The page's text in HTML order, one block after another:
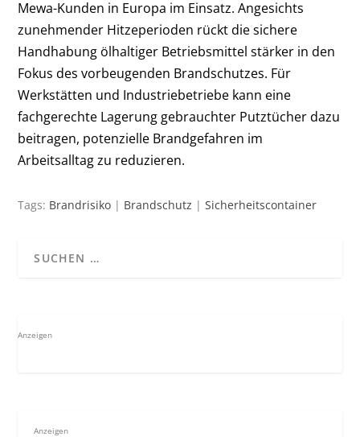
Mewa-Kunden in Europa im Einsatz. Angesichts
zunehmender Hitzeperioden rückt die sichere
Handhabung ölhaltiger Betriebsmittel stärker in den
Fokus des vorbeugenden Brandschutzes. Für
Werkstätten und Industriebetriebe kann eine
fachgerechte Lagerung gebrauchter Putztücher dazu
beitragen, potenzielle Brandgefahren im
Arbeitsalltag zu reduzieren.
Tags: Brandrisiko | Brandschutz |Sicherheitscontainer
Anzeigen
Anzeigen